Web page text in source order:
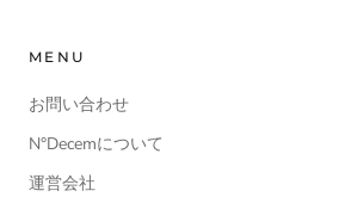
MENU
お問い合わせ
N°Decemについて
運営会社